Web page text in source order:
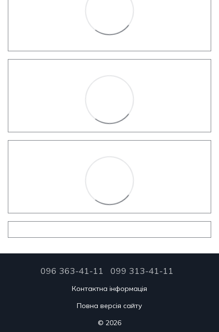
096 363-41-11 099 313-41-11
Контактна інформація
Повна версія сайту
© 2026